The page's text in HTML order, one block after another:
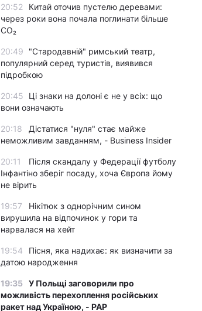
20:52
Китай оточив пустелю деревами:
через роки вона почала поглинати більше
CO₂
20:49
"Стародавній" римський театр,
популярний серед туристів, виявився
підробкою
20:45
Ці знаки на долоні є не у всіх: що
вони означають
20:18
Дістатися "нуля" стає майже
неможливим завданням, - Business Insider
20:11
Після скандалу у Федерації футболу
Інфантіно зберіг посаду, хоча Європа йому
не вірить
19:57
Нікітюк з однорічним сином
вирушила на відпочинок у гори та
нарвалася на хейт
19:54
Пісня, яка надихає: як визначити за
датою народження
19:35 У Польщі заговорили про
можливість перехоплення російських
ракет над Україною, - PAP